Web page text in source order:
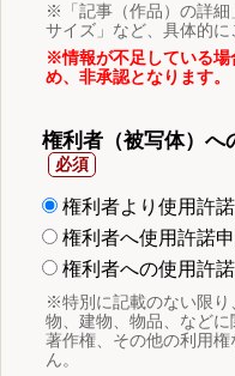
※「記事（作品）の詳細
サイズ」など、具体的に
※情報が不足している場
め、非承認となります。
権利者（被写体）へ
権利者より使用許
権利者へ使用許諾
権利者への使用許
※特別に記載のない限り
物、建物、物品、などに
著作権、その他の利用
ん。